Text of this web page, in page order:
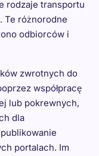
rodzaje transportu
Te różnorodne
odbiorców i
zwrotnych do
współpracę
lub pokrewnych,
dla
portalach. Im